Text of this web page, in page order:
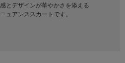
とデザインが華やかさを添える
ュアンススカートです。